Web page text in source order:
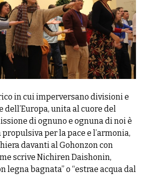
in cui imperversano divisioni e
unita al cuore del
di ognuno e ognuna di noi è
per la pace e l’armonia,
davanti al Gohonzon con
scrive Nichiren Daishonin,
legna bagnata” o “estrae acqua dal